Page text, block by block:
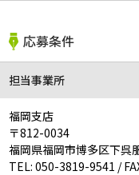
応募条件
担当事業所
福岡支店
〒812-0034
福岡県福岡市博多区下呉
TEL:050-3819-9541 /